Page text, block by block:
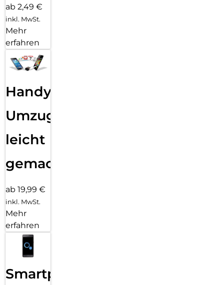
ab 2,49 €
inkl. MwSt.
Mehr
erfahren
Handy
Umzug
leicht
gemacht!
ab 19,99 €
inkl. MwSt.
Mehr
erfahren
Smartphone